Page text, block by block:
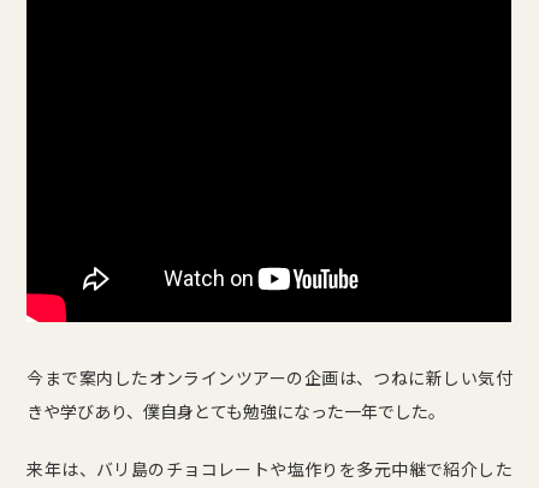
今まで案内したオンラインツアーの企画は、つねに新しい気付
きや学びあり、僕自身とても勉強になった一年でした。
来年は、バリ島のチョコレートや塩作りを多元中継で紹介した